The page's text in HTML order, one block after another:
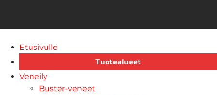
Etusivulle
Tuotealueet
Veneily
Buster-veneet